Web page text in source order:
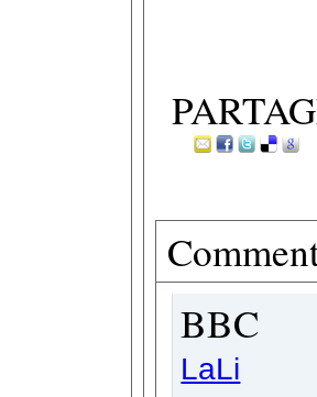
BBC
LaLi